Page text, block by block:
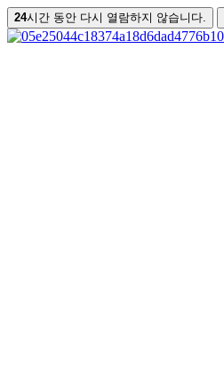
24시간 동안 다시 열람하지 않습니다.